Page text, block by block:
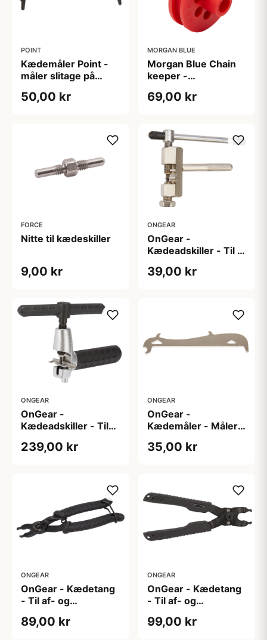
POINT
Kædemåler Point -
måler slitage på
50,00 kr
MORGAN BLUE
Morgan Blue Chain
keeper -
Axle
69,00 kr
FORCE
Nitte til kædeskiller
9,00 kr
ONGEAR
OnGear -
Kædeadskiller - Til 6
410/408
39,00 kr
ONGEAR
OnGear -
Kædeadskiller - Til
og 3/16"
239,00 kr
ONGEAR
OnGear -
Kædemåler - Måler
35,00 kr
ONGEAR
OnGear - Kædetang
- Til af- og
Powerlink
89,00 kr
ONGEAR
OnGear - Kædetang
- Til af- og
powerlink
99,00 kr